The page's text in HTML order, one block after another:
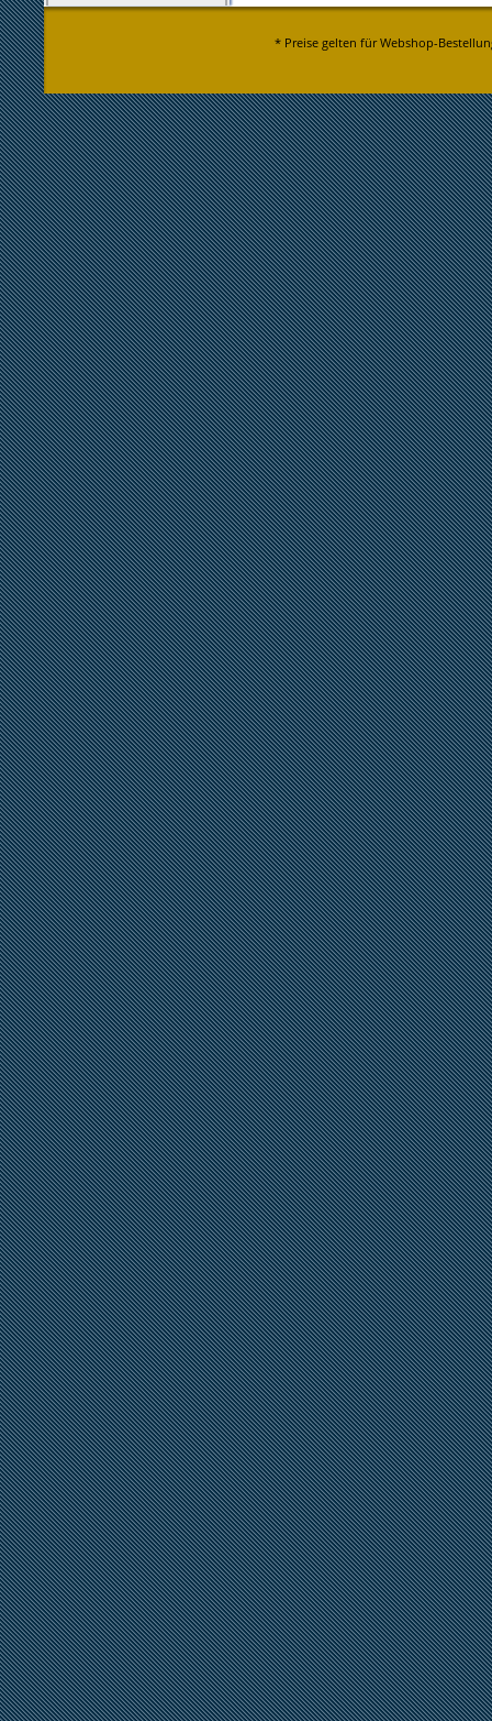
* Preise gelten für Webshop-